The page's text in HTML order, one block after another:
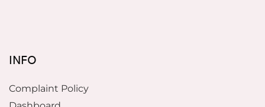
INFO
Complaint Policy